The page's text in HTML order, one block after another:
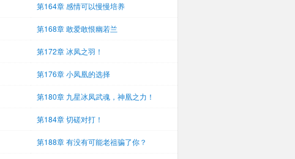
第164章 感情可以慢慢培养
第168章 敢爱敢恨幽若兰
第172章 冰凤之羽！
第176章 小凤凰的选择
第180章 九星冰凤武魂，神凰之力！
第184章 切磋对打！
第188章 有没有可能老祖骗了你？